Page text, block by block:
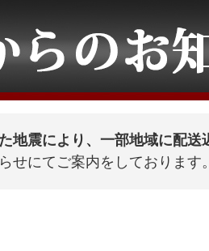
震により、一部地域に配送
せにてご案内をしております。